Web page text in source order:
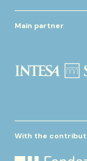
Main partner
With the